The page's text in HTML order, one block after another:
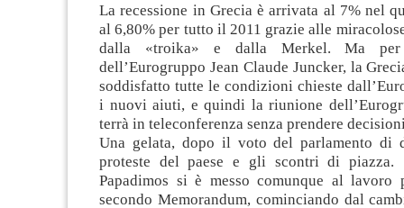
La recessione in Grecia è arrivata al 7% nel
al 6,80% per tutto il 2011 grazie alle
dalla «troika» e dalla Merkel. Ma
dell’Eurogruppo Jean Claude Juncker, la
soddisfatto tutte le condizioni chieste
i nuovi aiuti, e quindi la riunione
terrà in teleconferenza senza prendere
Una gelata, dopo il voto del parlamento di
proteste del paese e gli scontri di
Papadimos si è messo comunque al lavoro
secondo Memorandum, cominciando dal